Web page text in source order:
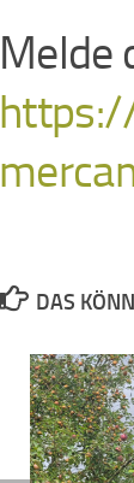
Melde
DAS